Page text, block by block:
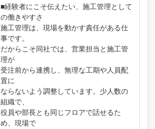
■経験者にこそ伝えたい、施工管理として
の働きやすさ
施工管理は、現場を動かす責任がある仕
事です。
だからこそ同社では、営業担当と施工管
理が
受注前から連携し、無理な工期や人員配
置に
ならないよう調整しています。少人数の
組織で、
役員や部長とも同じフロアで話せるた
め、現場で